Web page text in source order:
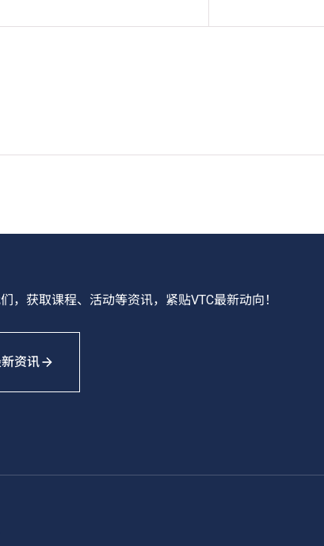
，获取课程、活动等资讯，紧贴VTC最新动向！
资讯